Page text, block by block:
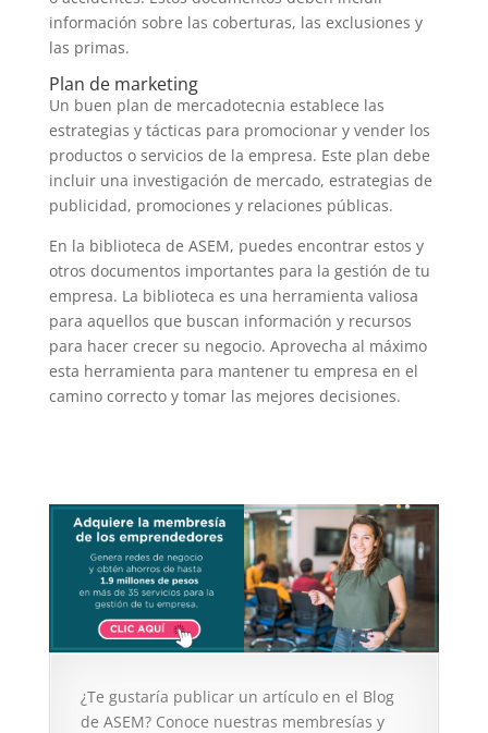
información sobre las coberturas, las exclusiones y
las primas.
Plan de marketing
Un buen plan de mercadotecnia establece las
estrategias y tácticas para promocionar y vender los
productos o servicios de la empresa. Este plan debe
incluir una investigación de mercado, estrategias de
publicidad, promociones y relaciones públicas.
En la biblioteca de ASEM, puedes encontrar estos y
otros documentos importantes para la gestión de tu
empresa. La biblioteca es una herramienta valiosa
para aquellos que buscan información y recursos
para hacer crecer su negocio. Aprovecha al máximo
esta herramienta para mantener tu empresa en el
camino correcto y tomar las mejores decisiones.
¿Te gustaría publicar un artículo en el Blog
de ASEM? Conoce nuestras membresías y